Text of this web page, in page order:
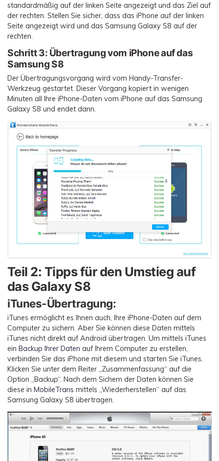
standardmäßig auf der linken Seite angezeigt und das Ziel auf
der rechten. Stellen Sie sicher, dass das iPhone auf der linken
Seite angezeigt wird und das Samsung Galaxy S8 auf der
rechten.
Schritt 3: Übertragung vom iPhone auf das
Samsung S8
Der Übertragungsvorgang wird vom Handy-Transfer-
Werkzeug gestartet. Dieser Vorgang kopiert in wenigen
Minuten all Ihre iPhone-Daten vom iPhone auf das Samsung
Galaxy S8 und endet dann.
Teil 2: Tipps für den Umstieg auf
das Galaxy S8
iTunes-Übertragung:
iTunes ermöglicht es Ihnen auch, Ihre iPhone-Daten auf dem
Computer zu sichern. Aber Sie können diese Daten mittels
iTunes nicht direkt auf Android übertragen. Um mittels iTunes
ein Backup Ihrer Daten auf Ihrem Computer zu erstellen,
verbinden Sie das iPhone mit diesem und starten Sie iTunes.
Klicken Sie unter dem Reiter „Zusammenfassung“ auf die
Option „Backup“. Nach dem Sichern der Daten können Sie
diese in MobileTrans mittels „Wiederherstellen“ auf das
Samsung Galaxy S8 übertragen.